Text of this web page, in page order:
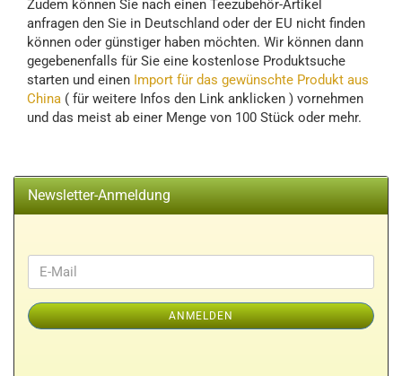
Zudem können Sie nach einen Teezubehör-Artikel
anfragen den Sie in Deutschland oder der EU nicht finden
können oder günstiger haben möchten. Wir können dann
gegebenenfalls für Sie eine kostenlose Produktsuche
starten und einen Import für das gewünschte Produkt aus
China ( für weitere Infos den Link anklicken ) vornehmen
und das meist ab einer Menge von 100 Stück oder mehr.
Newsletter-Anmeldung
WEITER
ZUR
NEWSLETTER-
ANMELDUNG
E-
Mail
ANMELDEN